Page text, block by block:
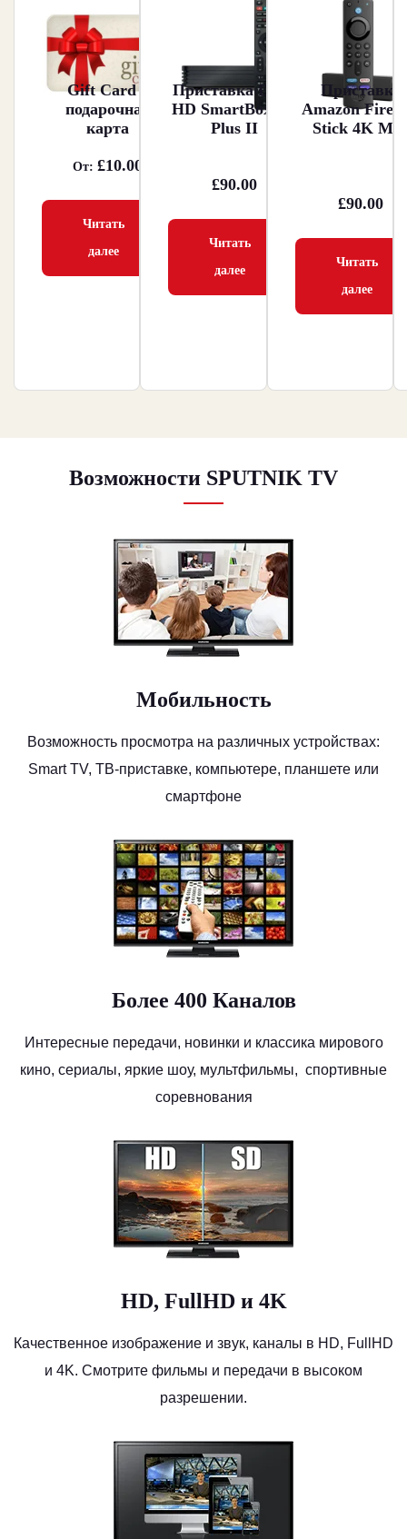
Gift Card –
подарочная
карта
От: £10.00
Читать
далее
Приставка Dune
HD SmartBox 4K
Plus II
£90.00
Читать
далее
Приставка
Amazon Fire
Stick 4K
£90.00
Читать
далее
Возможности SPUTNIK TV
Мобильность
Возможность просмотра на различных устройствах:
Smart TV, ТВ-приставке, компьютере, планшете или
смартфоне
Более 400 Каналов
Интересные передачи, новинки и классика мирового
кино, сериалы, яркие шоу, мультфильмы, спортивные
соревнования
HD, FullHD и 4K
Качественное изображение и звук, каналы в HD, FullHD
и 4K. Смотрите фильмы и передачи в высоком
разрешении.